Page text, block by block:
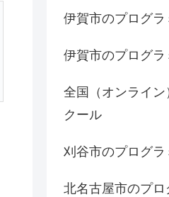
伊賀市のプログ
伊賀市のプログラ
全国（オンライ
クール
刈谷市のプログ
北名古屋市のプ